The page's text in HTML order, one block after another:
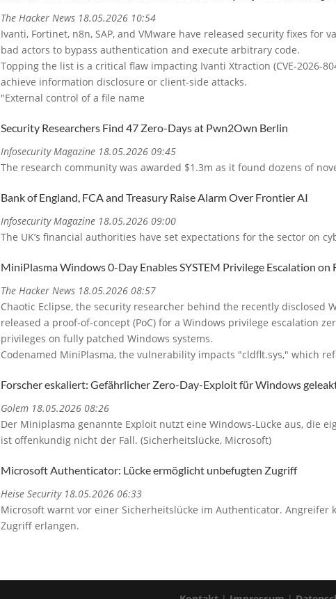
The Hacker News 18.05.2026 10:54
Ivanti, Fortinet, n8n, SAP, and VMware have released security fixes
bad actors to bypass authentication and execute arbitrary code.
Topping the list is a critical flaw impacting Ivanti Xtraction (CVE-2026-
achieve information disclosure or client-side attacks.
"External control of a file name
Security Researchers Find 47 Zero-Days at Pwn2Own Berlin
Infosecurity Magazine 18.05.2026 09:45
The research community was awarded $1.3m as it found dozens of
Bank of England, FCA and Treasury Raise Alarm Over Frontier AI
Infosecurity Magazine 18.05.2026 09:00
The UK’s financial authorities have set expectations for the sector on
MiniPlasma Windows 0-Day Enables SYSTEM Privilege Escalation on
The Hacker News 18.05.2026 08:57
Chaotic Eclipse, the security researcher behind the recently disclosed
released a proof-of-concept (PoC) for a Windows privilege escalation
privileges on fully patched Windows systems.
Codenamed MiniPlasma, the vulnerability impacts "cldflt.sys," which
Forscher eskaliert: Gefährlicher Zero-Day-Exploit für Windows
Golem 18.05.2026 08:26
Der Miniplasma genannte Exploit nutzt eine Windows-Lücke aus, die
ist offenkundig nicht der Fall. (Sicherheitslücke, Microsoft)
Microsoft Authenticator: Lücke ermöglicht unbefugten Zugriff
Heise Security 18.05.2026 06:33
Microsoft warnt vor einer Sicherheitslücke im Authenticator. Angreifer
Zugriff erlangen.